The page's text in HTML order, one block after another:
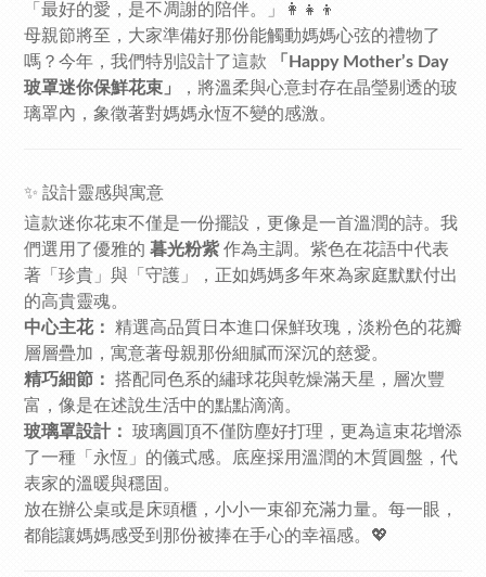
「最好的愛，是不凋謝的陪伴。」👩‍👧‍👦
母親節將至，大家準備好那份能觸動媽媽心弦的禮物了
嗎？今年，我們特別設計了這款
「Happy Mother’s Day
玻罩迷你保鮮花束」
，將溫柔與心意封存在晶瑩剔透的玻
璃罩內，象徵著對媽媽永恆不變的感激。
✨ 設計靈感與寓意
這款迷你花束不僅是一份擺設，更像是一首溫潤的詩。我
們選用了優雅的 暮光粉紫作為主調。紫色在花語中代表
著「珍貴」與「守護」，正如媽媽多年來為家庭默默付出
的高貴靈魂。
中心主花：
精選高品質日本進口保鮮玫瑰，淡粉色的花瓣
層層疊加，寓意著母親那份細膩而深沉的慈愛。
精巧細節：
搭配同色系的繡球花與乾燥滿天星，層次豐
富，像是在述說生活中的點點滴滴。
玻璃罩設計：
玻璃圓頂不僅防塵好打理，更為這束花增添
了一種「永恆」的儀式感。底座採用溫潤的木質圓盤，代
表家的溫暖與穩固。
放在辦公桌或是床頭櫃，小小一束卻充滿力量。每一眼，
都能讓媽媽感受到那份被捧在手心的幸福感。💖